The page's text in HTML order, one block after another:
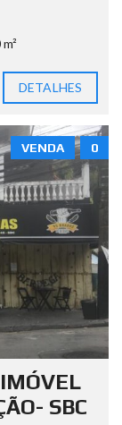
DETALHES
0
VENDA
SBC